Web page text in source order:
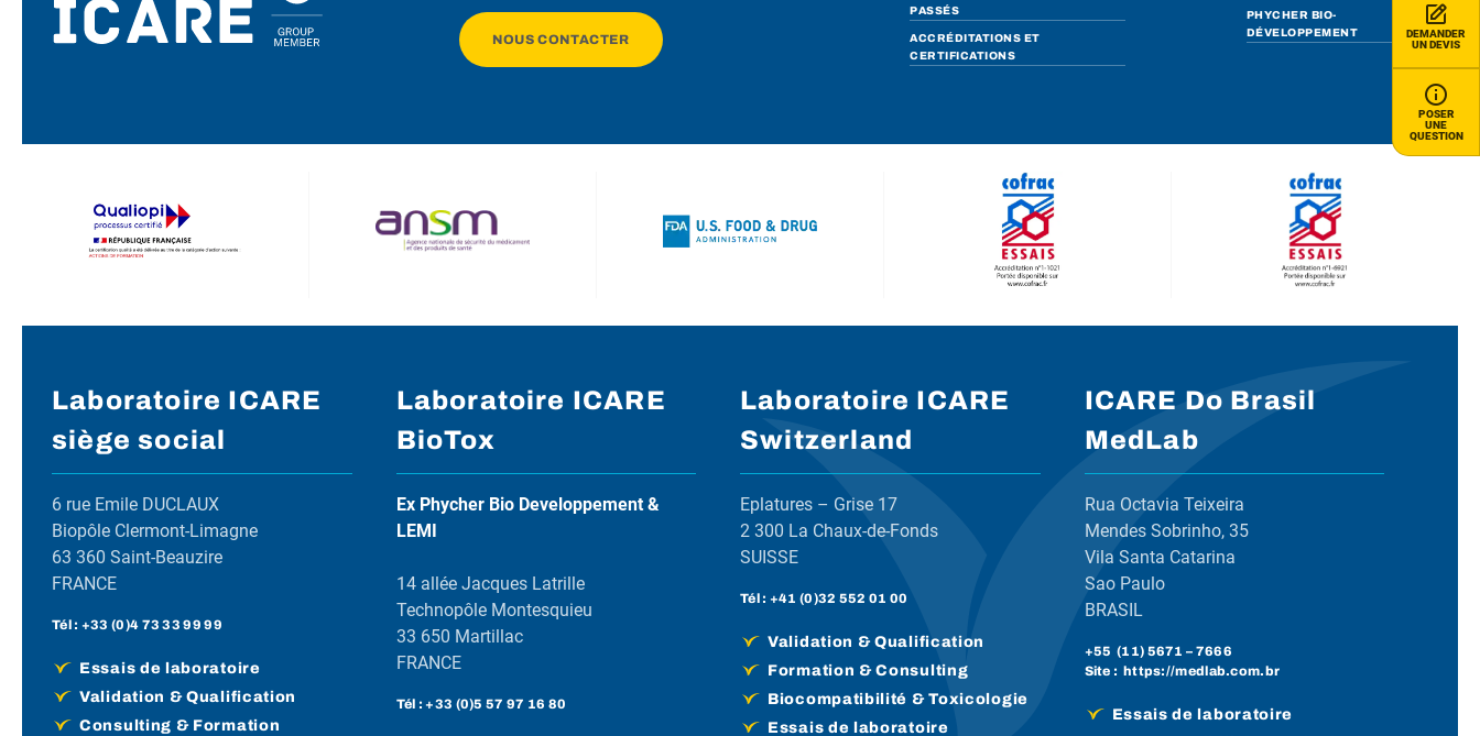
DEMANDER
UN DEVIS
POSER
UNE
QUESTION
NOUS CONTACTER
PASSÉS
ACCRÉDITATIONS ET
CERTIFICATIONS
PHYCHER BIO-
DÉVELOPPEMENT
Laboratoire ICARE
siège social
6 rue Emile DUCLAUX
Biopôle Clermont-Limagne
63 360 Saint-Beauzire
FRANCE
Tél : +33 (0)4 73 33 99 99
Essais de laboratoire
Validation & Qualification
Consulting & Formation
Laboratoire ICARE
BioTox
Ex Phycher Bio Developpement &
LEMI
14 allée Jacques Latrille
Technopôle Montesquieu
33 650 Martillac
FRANCE
Tél :+33 (0)5 57 97 16 80
Laboratoire ICARE
Switzerland
Eplatures – Grise 17
2 300 La Chaux-de-Fonds
SUISSE
Tél : +41 (0)32 552 01 00
Validation & Qualification
Formation & Consulting
Biocompatibilité & Toxicologie
Essais de laboratoire
ICARE Do Brasil
MedLab
Rua Octavia Teixeira
Mendes Sobrinho, 35
Vila Santa Catarina
Sao Paulo
BRASIL
+55 (11) 5671 – 7666
Site : https://medlab.com.br
Essais de laboratoire